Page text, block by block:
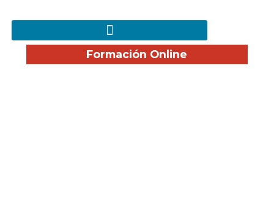
Formación Online